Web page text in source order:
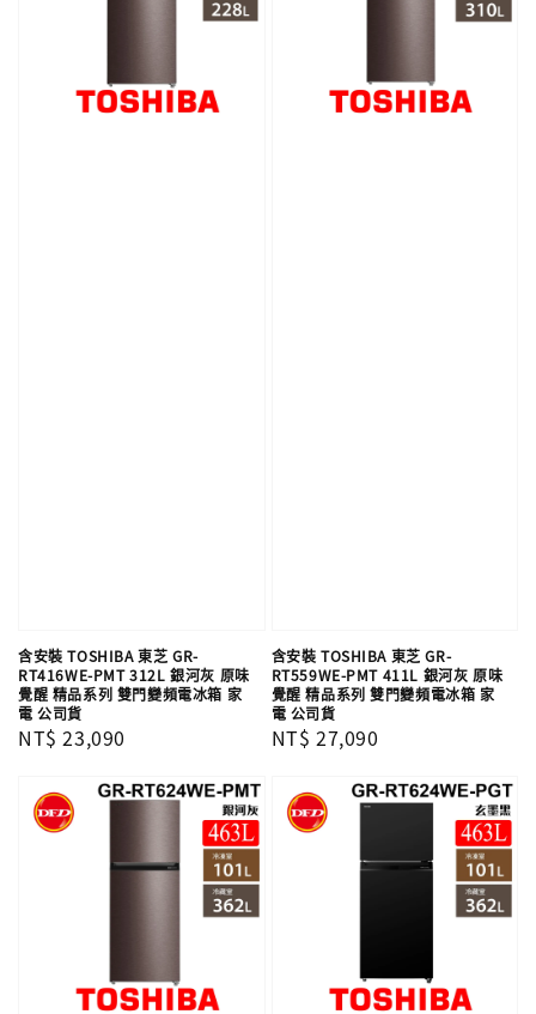
含安裝 TOSHIBA 東芝 GR-
RT416WE-PMT 312L 銀河灰 原味
覺醒 精品系列 雙門變頻電冰箱 家
電 公司貨
Regular
NT$ 23,090
含安裝 TOSHIBA 東芝 GR-
RT559WE-PMT 411L 銀河灰 原味
覺醒 精品系列 雙門變頻電冰箱 家
電 公司貨
Regular
NT$ 27,090